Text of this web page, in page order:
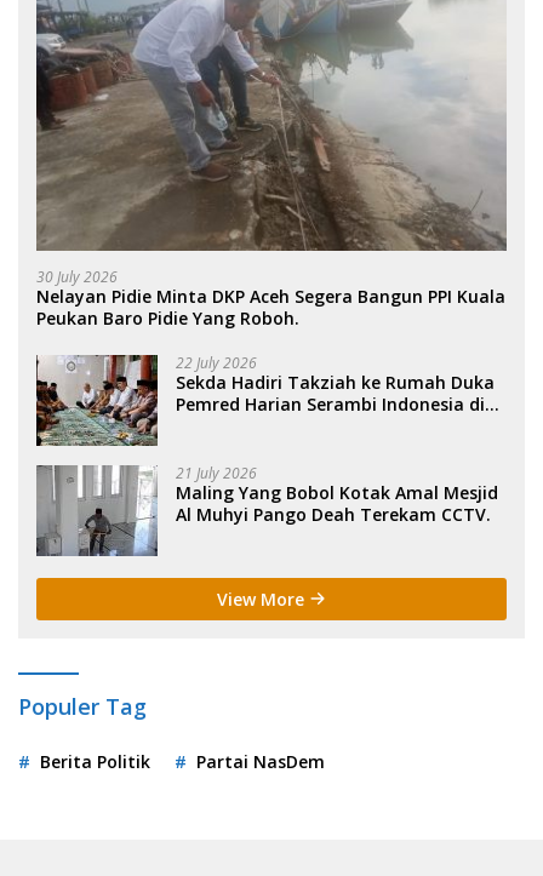
30 July 2026
Nelayan Pidie Minta DKP Aceh Segera Bangun PPI Kuala
Peukan Baro Pidie Yang Roboh.
22 July 2026
Sekda Hadiri Takziah ke Rumah Duka
Pemred Harian Serambi Indonesia di
21 July 2026
Maling Yang Bobol Kotak Amal Mesjid
Al Muhyi Pango Deah Terekam CCTV.
View More
Populer Tag
Berita Politik Partai NasDem